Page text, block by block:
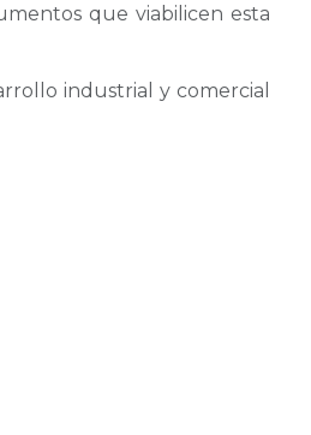
que viabilicen esta
industrial y comercial